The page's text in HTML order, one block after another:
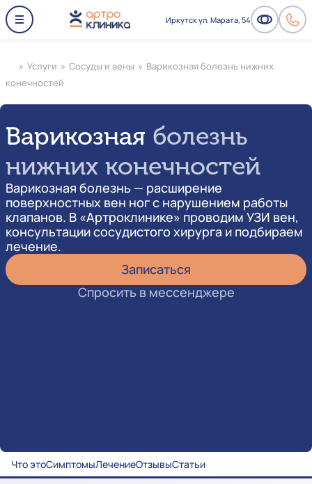
Иркутск ул. Марата, 54
» Услуги » Сосуды и вены » Варикозная болезнь нижних
конечностей
Варикозная болезнь
нижних конечностей
Варикозная болезнь — расширение
поверхностных вен ног с нарушением работы
клапанов. В «Артроклинике» проводим УЗИ вен,
консультации сосудистого хирурга и подбираем
лечение.
Записаться
Спросить в мессенджере
Что этоСимптомыЛечениеОтзывыСтатьи